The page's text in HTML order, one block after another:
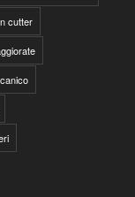
cutter